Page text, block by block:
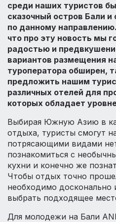
среди наших туристов
сказочный остров Бали
по данному
что про эту новость мы
радостью и
вариантов размещения
туроператора обширен,
предложить нашим
различных отелей для
которых обладает
Выбирая Южную Азию в
отдыха, туристы смогут
потрясающими видами
познакомиться с
кухни и конечно же
Чтобы отдых точно
необходимо досконально
выбрать подходящее
Для молодежи на Бали